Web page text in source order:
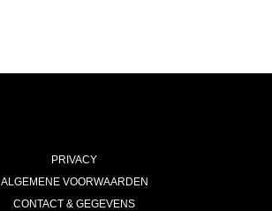
PRIVACY
ALGEMENE VOORWAARDEN
CONTACT & GEGEVENS